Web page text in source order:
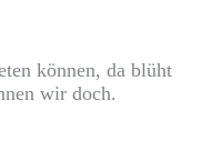
können, da blüht
wir doch.